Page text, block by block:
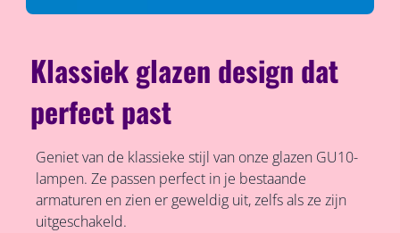
Klassiek glazen design dat
perfect past
Geniet van de klassieke stijl van onze glazen GU10-
lampen. Ze passen perfect in je bestaande
armaturen en zien er geweldig uit, zelfs als ze zijn
uitgeschakeld.